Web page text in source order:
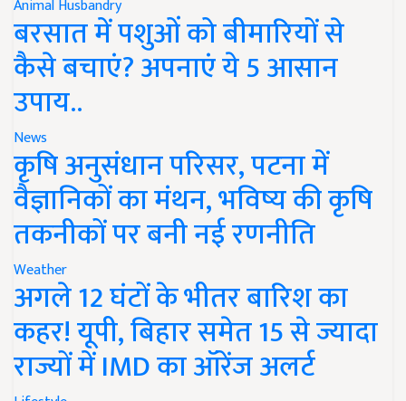
Animal Husbandry
बरसात में पशुओं को बीमारियों से
कैसे बचाएं? अपनाएं ये 5 आसान
उपाय..
News
कृषि अनुसंधान परिसर, पटना में
वैज्ञानिकों का मंथन, भविष्य की कृषि
तकनीकों पर बनी नई रणनीति
Weather
अगले 12 घंटों के भीतर बारिश का
कहर! यूपी, बिहार समेत 15 से ज्यादा
राज्यों में IMD का ऑरेंज अलर्ट